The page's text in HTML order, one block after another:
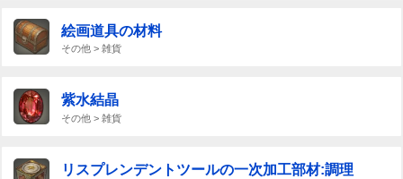
絵画道具の材料
その他 > 雑貨
紫水結晶
その他 > 雑貨
リスプレンデントツールの一次加工部材:調理